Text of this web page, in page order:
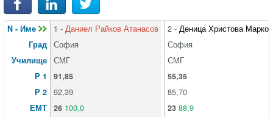
N - Име
Град
Училище
Р 1
Р 2
ЕМТ
1 - Даниел Райков Атанасов
София
СМГ
91,85
92,39
26 100,0
2 - Деница Христова
София
СМГ
55,35
85,70
23 88,9